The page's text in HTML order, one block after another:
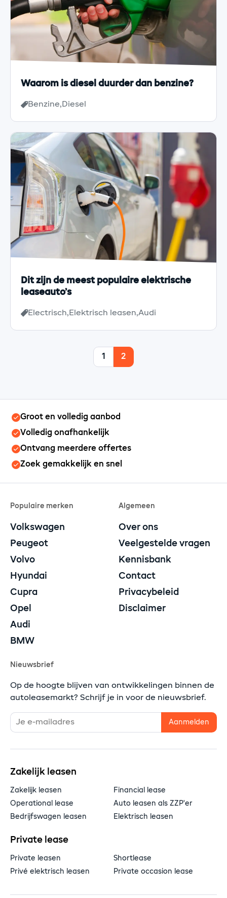
Waarom is diesel duurder dan benzine?
Benzine Diesel
Dit zijn de meest populaire elektrische
leaseauto’s
Electrisch Elektrisch leasen Audi
1 2
Groot en volledig aanbod
Volledig onafhankelijk
Ontvang meerdere offertes
Zoek gemakkelijk en snel
Populaire merken
Volkswagen
Peugeot
Volvo
Hyundai
Cupra
Opel
Audi
BMW
Algemeen
Over ons
Veelgestelde vragen
Kennisbank
Contact
Privacybeleid
Disclaimer
Nieuwsbrief
Op de hoogte blijven van ontwikkelingen binnen de
autoleasemarkt? Schrijf je in voor de nieuwsbrief.
Zakelijk leasen
Zakelijk leasen
Financial lease
Operational lease
Auto leasen als ZZP'er
Bedrijfswagen leasen
Elektrisch leasen
Private lease
Private leasen
Shortlease
Privé elektrisch leasen
Private occasion lease